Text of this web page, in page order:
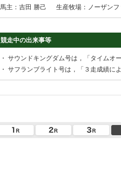
馬主：吉田 勝己
生産牧場：ノーザンフ
競走中の出来事等
・ サウンドキングダム号は，「タイムオ
・ サフランブライト号は，「３走成績に